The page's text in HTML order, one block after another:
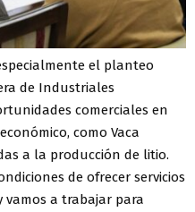
el planteo
de Industriales
comerciales en
como Vaca
a la producción de litio.
de ofrecer servicios
vamos a trabajar para